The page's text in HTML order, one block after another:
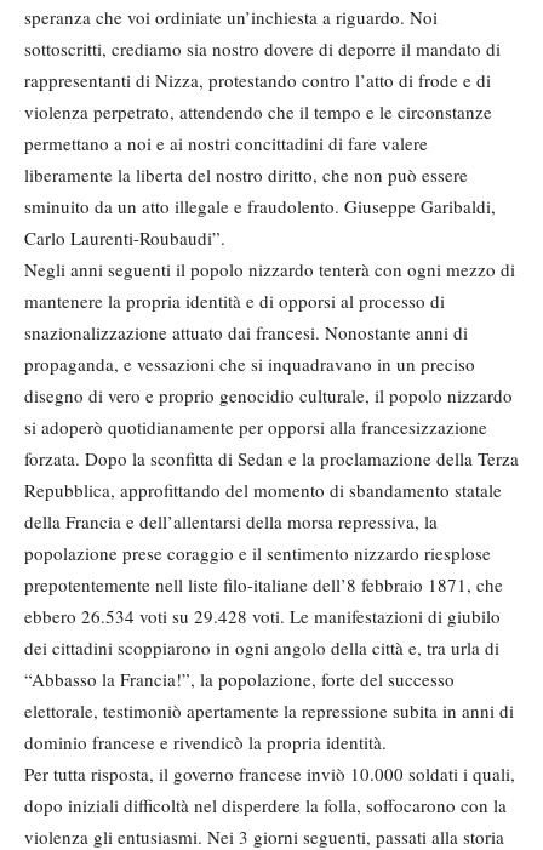
speranza che voi ordiniate un’inchiesta a riguardo. Noi
sottoscritti, crediamo sia nostro dovere di deporre il mandato di
rappresentanti di Nizza, protestando contro l’atto di frode e di
violenza perpetrato, attendendo che il tempo e le circonstanze
permettano a noi e ai nostri concittadini di fare valere
liberamente la liberta del nostro diritto, che non può essere
sminuito da un atto illegale e fraudolento. Giuseppe Garibaldi,
Carlo Laurenti-Roubaudi”.
Negli anni seguenti il popolo nizzardo tenterà con ogni mezzo di
mantenere la propria identità e di opporsi al processo di
snazionalizzazione attuato dai francesi. Nonostante anni di
propaganda, e vessazioni che si inquadravano in un preciso
disegno di vero e proprio genocidio culturale, il popolo nizzardo
si adoperò quotidianamente per opporsi alla francesizzazione
forzata. Dopo la sconfitta di Sedan e la proclamazione della Terza
Repubblica, approfittando del momento di sbandamento statale
della Francia e dell’allentarsi della morsa repressiva, la
popolazione prese coraggio e il sentimento nizzardo riesplose
prepotentemente nell liste filo-italiane dell’8 febbraio 1871, che
ebbero 26.534 voti su 29.428 voti. Le manifestazioni di giubilo
dei cittadini scoppiarono in ogni angolo della città e, tra urla di
“Abbasso la Francia!”, la popolazione, forte del successo
elettorale, testimoniò apertamente la repressione subita in anni di
dominio francese e rivendicò la propria identità.
Per tutta risposta, il governo francese inviò 10.000 soldati i quali,
dopo iniziali difficoltà nel disperdere la folla, soffocarono con la
violenza gli entusiasmi. Nei 3 giorni seguenti, passati alla storia